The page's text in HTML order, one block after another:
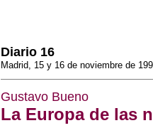
Diario 16
Madrid, 15 y 16 de noviembre de
Gustavo Bueno
La Europa de las